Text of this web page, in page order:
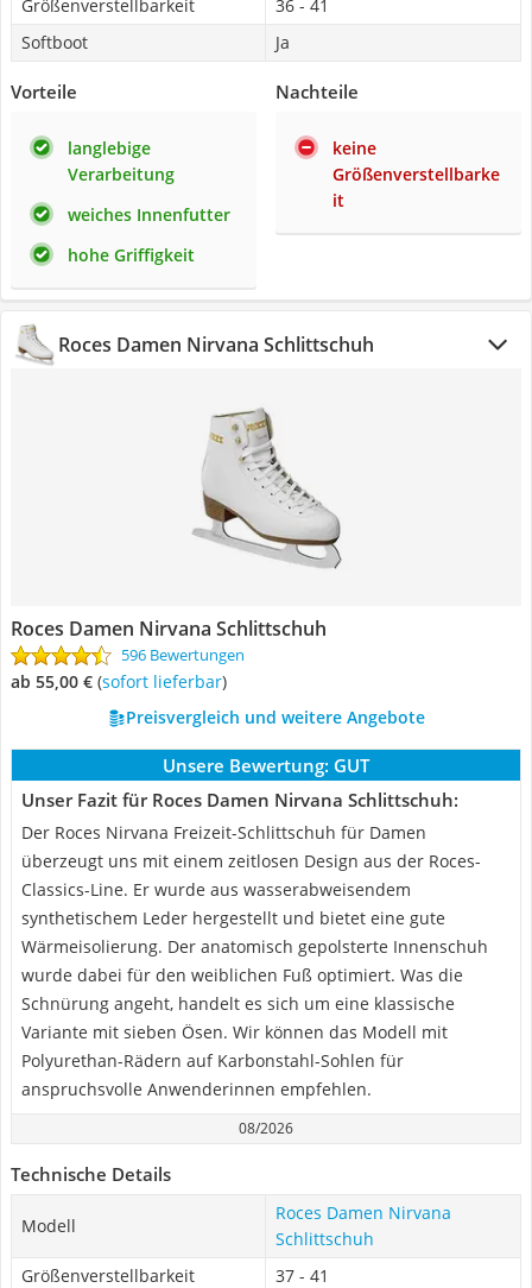
Größenverstellbarkeit
36 - 41
Softboot
Ja
Vorteile
langlebige
Verarbeitung
weiches Innenfutter
hohe Griffigkeit
Nachteile
keine
Größenverstellbarke
it
Roces Damen Nirvana Schlittschuh
Roces Damen Nirvana Schlittschuh
596 Bewertungen
ab 55,00 € ( Sofort lieferbar)
Preisvergleich und weitere Angebote
Unsere Bewertung: GUT
Unser Fazit für Roces Damen Nirvana Schlittschuh:
Der Roces Nirvana Freizeit-Schlittschuh für Damen
überzeugt uns mit einem zeitlosen Design aus der Roces-
Classics-Line. Er wurde aus wasserabweisendem
synthetischem Leder hergestellt und bietet eine gute
Wärmeisolierung. Der anatomisch gepolsterte Innenschuh
wurde dabei für den weiblichen Fuß optimiert. Was die
Schnürung angeht, handelt es sich um eine klassische
Variante mit sieben Ösen. Wir können das Modell mit
Polyurethan-Rädern auf Karbonstahl-Sohlen für
anspruchsvolle Anwenderinnen empfehlen.
08/2026
Technische Details
Modell
Roces Damen Nirvana
Schlittschuh
Größenverstellbarkeit
37 - 41